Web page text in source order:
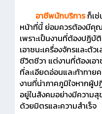
อาชีพนักบริการก็เช่
หน้าที่นี้ ย่อมควรต้องมีคุ
เพราะเป็นงานที่ต้องปฏิ
เอาชนะเครื่องจักรและตัว
ชีวิตชีวา แต่งานที่ต้องเอ
ที่ละเอียดอ่อนและท้าทาย
งานที่น่าภาคภูมิใจหากผู้ป
อยู่ในสังคมอย่างมีความสุ
ด้วยมิตรและความสำเร็จ